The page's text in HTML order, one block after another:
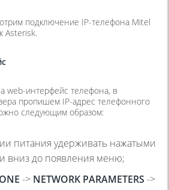
подключение IP-телефона Mitel
Asterisk.
web-интерфейс телефона, в
пропишем IP-адрес телефонного
следующим образом:
питания удерживать нажатыми
вниз до появления меню;
-> NETWORK PARAMETERS ->